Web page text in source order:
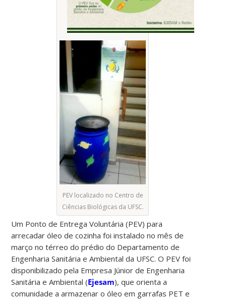
PEV localizado no Centro de
Ciências Biológicas da UFSC.
Um Ponto de Entrega Voluntária (PEV) para
arrecadar óleo de cozinha foi instalado no mês de
março no térreo do prédio do Departamento de
Engenharia Sanitária e Ambiental da UFSC. O PEV foi
disponibilizado pela Empresa Júnior de Engenharia
Sanitária e Ambiental (Ejesam), que orienta a
comunidade a armazenar o óleo em garrafas PET e